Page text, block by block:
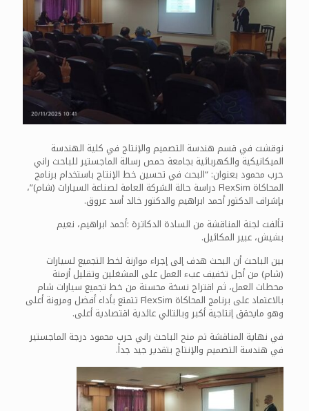
نوقشت في قسم هندسة التصميم والإنتاج في كلية الهندسة
الميكانيكية والكهربائية بجامعة حمص رسالة الماجستير للباحث راني
حرب محمود بعنوان: “البحث في تحسين خط الإنتاج باستخدام برنامج
المحاكاة FlexSim دراسة حالة الشركة العامة لصناعة السيارات (شام)”،
بإشراف الدكتور أحمد ابراهيم والدكتور خالد أسد عروق.
تألفت لجنة المناقشة من السادة الدكاترة :أحمد ابراهيم، نعيم
بشيش، عبير المكائيل.
بين الباحث أن البحث هدف إلى إجراء موازنة لخط التجميع لسيارات
(شام) من أجل تخفيف عبء العمل على المشغلين وتقليل أزمنة
محطات العمل، ثم اقتراح نسخة محسنة من خط تجميع سيارات شام
بالاعتماد على برنامج المحاكاة FlexSim تتمتع بأداء أفضل ومرونة أعلى
وهو مايحقق إنتاجية أكبر وبالتالي عائدية اقتصادية أعلى.
في نهاية المناقشة تم منح الباحث راني حرب محمود درجة الماجستير
في هندسة التصميم والإنتاج بتقدير جيد جداً.